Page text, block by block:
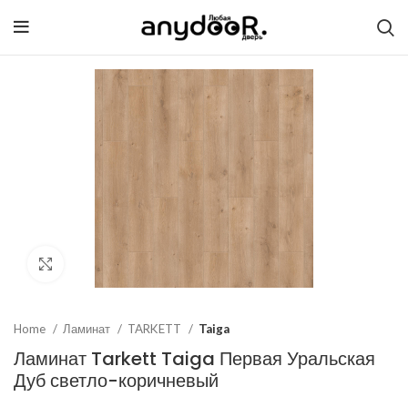
Click to enlarge
Home Ламинат TARKETT Taiga
Ламинат Tarkett Taiga Первая Уральская
Дуб светло-коричневый